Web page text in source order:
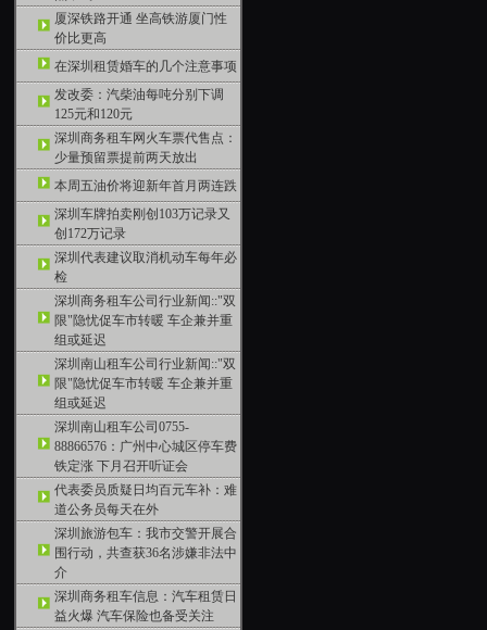
厦深铁路开通 坐高铁游厦门性
价比更高
在深圳租赁婚车的几个注意事项
发改委：汽柴油每吨分别下调
125元和120元
深圳商务租车网火车票代售点：
少量预留票提前两天放出
本周五油价将迎新年首月两连跌
深圳车牌拍卖刚创103万记录又
创172万记录
深圳代表建议取消机动车每年必
检
深圳商务租车公司行业新闻::"双
限"隐忧促车市转暖 车企兼并重
组或延迟
深圳南山租车公司行业新闻::"双
限"隐忧促车市转暖 车企兼并重
组或延迟
深圳南山租车公司0755-
88866576：广州中心城区停车费
铁定涨 下月召开听证会
代表委员质疑日均百元车补：难
道公务员每天在外
深圳旅游包车：我市交警开展合
围行动，共查获36名涉嫌非法中
介
深圳商务租车信息：汽车租赁日
益火爆 汽车保险也备受关注